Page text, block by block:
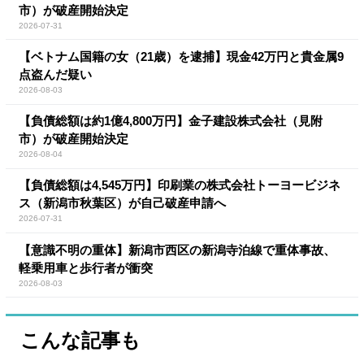
市）が破産開始決定
2026-07-31
【ベトナム国籍の女（21歳）を逮捕】現金42万円と貴金属9
点盗んだ疑い
2026-08-03
【負債総額は約1億4,800万円】金子建設株式会社（見附
市）が破産開始決定
2026-08-04
【負債総額は4,545万円】印刷業の株式会社トーヨービジネ
ス（新潟市秋葉区）が自己破産申請へ
2026-07-31
【意識不明の重体】新潟市西区の新潟寺泊線で重体事故、
軽乗用車と歩行者が衝突
2026-08-03
こんな記事も